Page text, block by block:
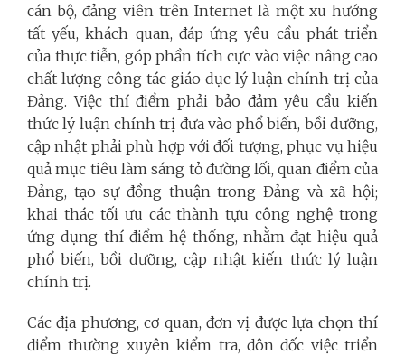
cán bộ, đảng viên trên Internet là một xu hướng
tất yếu, khách quan, đáp ứng yêu cầu phát triển
của thực tiễn, góp phần tích cực vào việc nâng cao
chất lượng công tác giáo dục lý luận chính trị của
Đảng.Việc thí điểm phải bảo đảm yêu cầu kiến
thức lý luận chính trị đưa vào phổ biến, bồi dưỡng,
cập nhật phải phù hợp với đối tượng, phục vụ hiệu
quả mục tiêu làm sáng tỏ đường lối, quan điểm của
Đảng, tạo sự đồng thuận trong Đảng và xã hội;
khai thác tối ưu các thành tựu công nghệ trong
ứng dụng thí điểm hệ thống, nhằm đạt hiệu quả
phổ biến, bồi dưỡng, cập nhật kiến thức lý luận
chính trị.
Các địa phương, cơ quan, đơn vị được lựa chọn thí
điểm thường xuyên kiểm tra, đôn đốc việc triển